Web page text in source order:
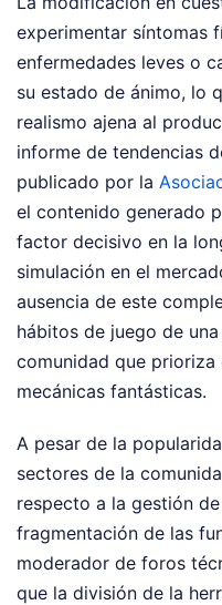
experimentar síntomas
enfermedades leves o
su estado de ánimo, lo
realismo ajena al
informe de tendencias
publicado por la
el contenido generado
factor decisivo en la
simulación en el
ausencia de este
hábitos de juego de
comunidad que prioriza
mecánicas fantásticas.
A pesar de la
sectores de la
respecto a la gestión
fragmentación de las
moderador de foros
que la división de la